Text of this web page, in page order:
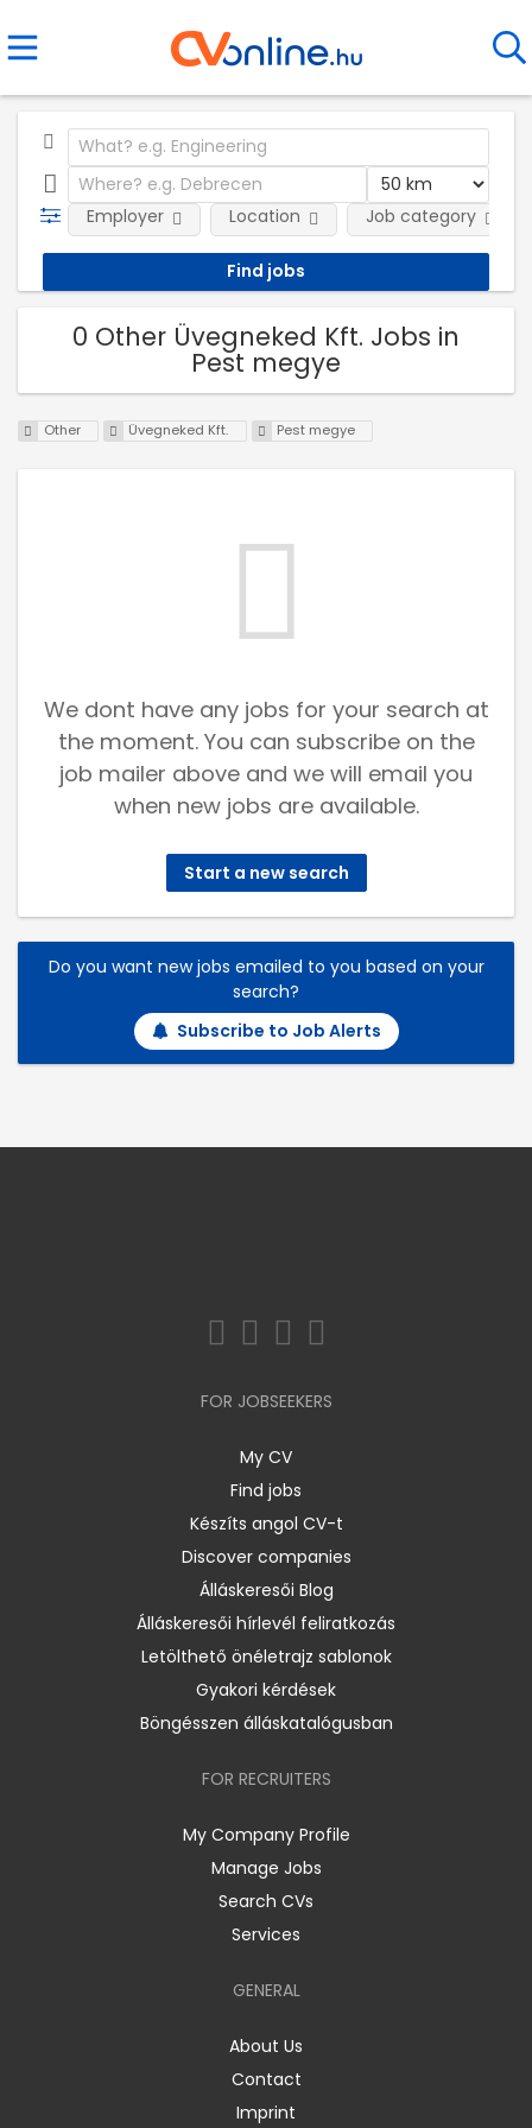
Employer Location Job category
0 Other Üvegneked Kft. Jobs in
Pest megye
Other Üvegneked Kft. Pest megye
We dont have any jobs for your search at
the moment. You can subscribe on the
job mailer above and we will email you
when new jobs are available.
Start a new search
Do you want new jobs emailed to you based on your
search?
Subscribe to Job Alerts
FOR JOBSEEKERS
My CV
Find jobs
Készíts angol CV-t
Discover companies
Álláskeresői Blog
Álláskeresői hírlevél feliratkozás
Letölthető önéletrajz sablonok
Gyakori kérdések
Böngésszen álláskatalógusban
FOR RECRUITERS
My Company Profile
Manage Jobs
Search CVs
Services
GENERAL
About Us
Contact
Imprint